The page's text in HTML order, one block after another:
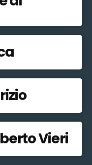
Vieri